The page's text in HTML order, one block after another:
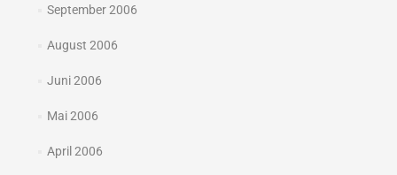
September 2006
August 2006
Juni 2006
Mai 2006
April 2006